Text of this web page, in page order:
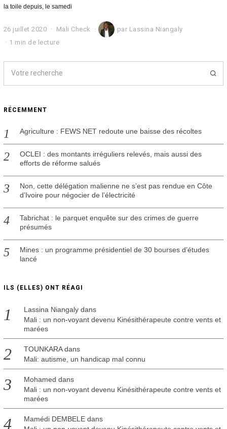
la toile depuis, le samedi
26 juillet 2020
6
j
l
l
2
Mali Check par Lassina Niangaly
1 min de lecture
RÉCEMMENT
Agriculture : FEWS NET redoute une baisse des récoltes
OCLEI : des montants irréguliers relevés, mais aussi des
efforts de réforme salués
Non, cette délégation malienne ne s’est pas rendue en Côte
d’Ivoire pour négocier de l’électricité
Tabrichat : le parquet enquête sur des crimes de guerre
présumés
Mines : un programme présidentiel de 30 bourses d’études
lancé
ILS (ELLES) ONT RÉAGI
Lassina Niangalydans
Mali : un non-voyant devenu Kinésithérapeute contre vents et
marées
TOUNKARAdans
Mali: autisme, un handicap mal connu
Mohamed dans
Mali : un non-voyant devenu Kinésithérapeute contre vents et
marées
Mamédi DEMBELEdans